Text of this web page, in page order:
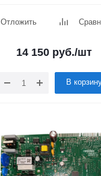
Отложить
14 150руб./шт
В